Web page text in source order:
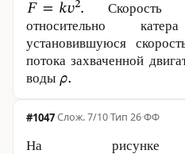
Скорость
относительно
установившуюся
потока захваченной
воды
#1047· 7/10·Тип 26·ФФ
На рисунке